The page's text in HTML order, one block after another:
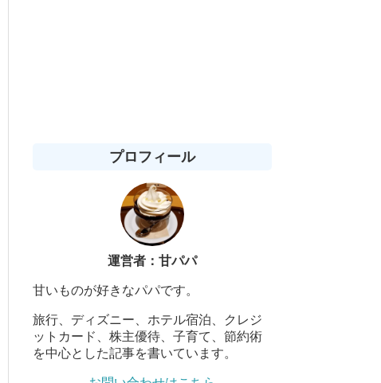
プロフィール
運営者：甘パパ
甘いものが好きなパパです。
旅行、ディズニー、ホテル宿泊、クレジ
ットカード、株主優待、子育て、節約術
を中心とした記事を書いています。